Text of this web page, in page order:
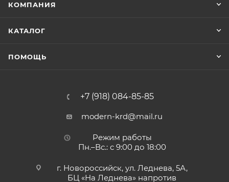
КОМПАНИЯ
КАТАЛОГ
ПОМОЩЬ
+7 (918) 084-85-85
modern-krd@mail.ru
Режим работы
Пн.–Вс.: с 9:00 до 18:00
г. Новороссийск, ул. Леднева, 5А,
БЦ «На Леднева» напротив